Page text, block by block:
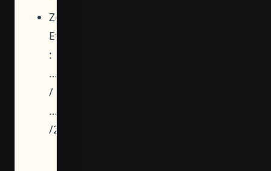
Zemin
Etüt
:
…
/
…
/20